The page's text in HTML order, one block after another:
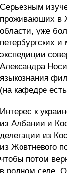
Серьезным
проживающих в
области, уже
петербургских
экспедиции
Александра
языкознания
(на кафедре
Интерес к
из Албании и
делегации из
из Жовтневого
чтобы потом
в родном селе.